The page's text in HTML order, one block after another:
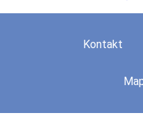
Kontakt